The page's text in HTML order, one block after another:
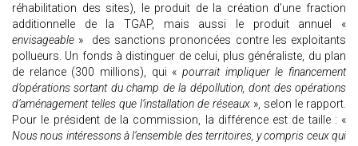
réhabilitation des sites), le produit de la création d’une fraction
additionnelle de la TGAP, mais aussi le produit annuel «
envisageable » des sanctions prononcées contre les exploitants
pollueurs. Un fonds à distinguer de celui, plus généraliste, du plan
de relance (300 millions), qui « pourrait impliquer le financement
d’opérations sortant du champ de la dépollution, dont des opérations
d’aménagement telles que l’installation de réseaux », selon le rapport.
Pour le président de la commission, la différence est de taille : «
Nous nous intéressons à l’ensemble des territoires, y compris ceux qui